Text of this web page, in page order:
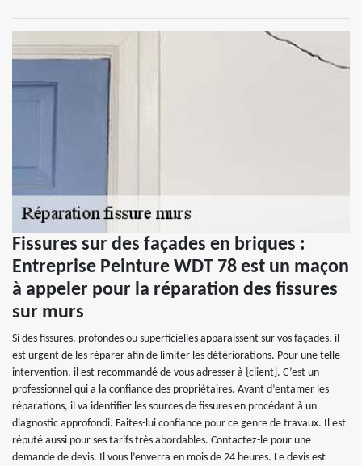
Fissures sur des façades en briques :
Entreprise Peinture WDT 78 est un maçon
à appeler pour la réparation des fissures
sur murs
Si des fissures, profondes ou superficielles apparaissent sur vos façades, il
est urgent de les réparer afin de limiter les détériorations. Pour une telle
intervention, il est recommandé de vous adresser à {client]. C’est un
professionnel qui a la confiance des propriétaires. Avant d’entamer les
réparations, il va identifier les sources de fissures en procédant à un
diagnostic approfondi. Faites-lui confiance pour ce genre de travaux. Il est
réputé aussi pour ses tarifs très abordables. Contactez-le pour une
demande de devis. Il vous l’enverra en mois de 24 heures. Le devis est